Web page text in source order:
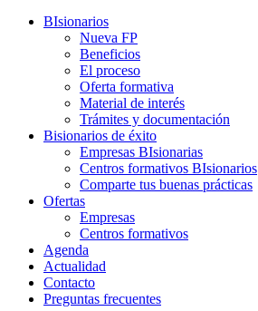
BIsionarios
Nueva FP
Beneficios
El proceso
Oferta formativa
Material de interés
Trámites y documentación
Bisionarios de éxito
Empresas BIsionarias
Centros formativos BIsionarios
Comparte tus buenas prácticas
Ofertas
Empresas
Centros formativos
Agenda
Actualidad
Contacto
Preguntas frecuentes